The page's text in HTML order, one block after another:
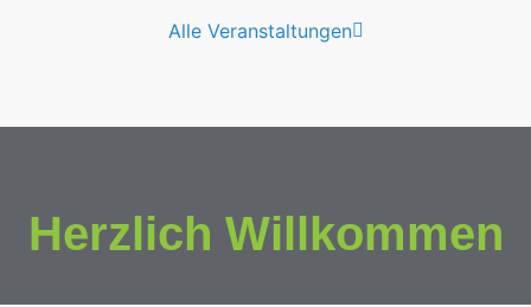
Alle Veranstaltungen
Herzlich Willkommen